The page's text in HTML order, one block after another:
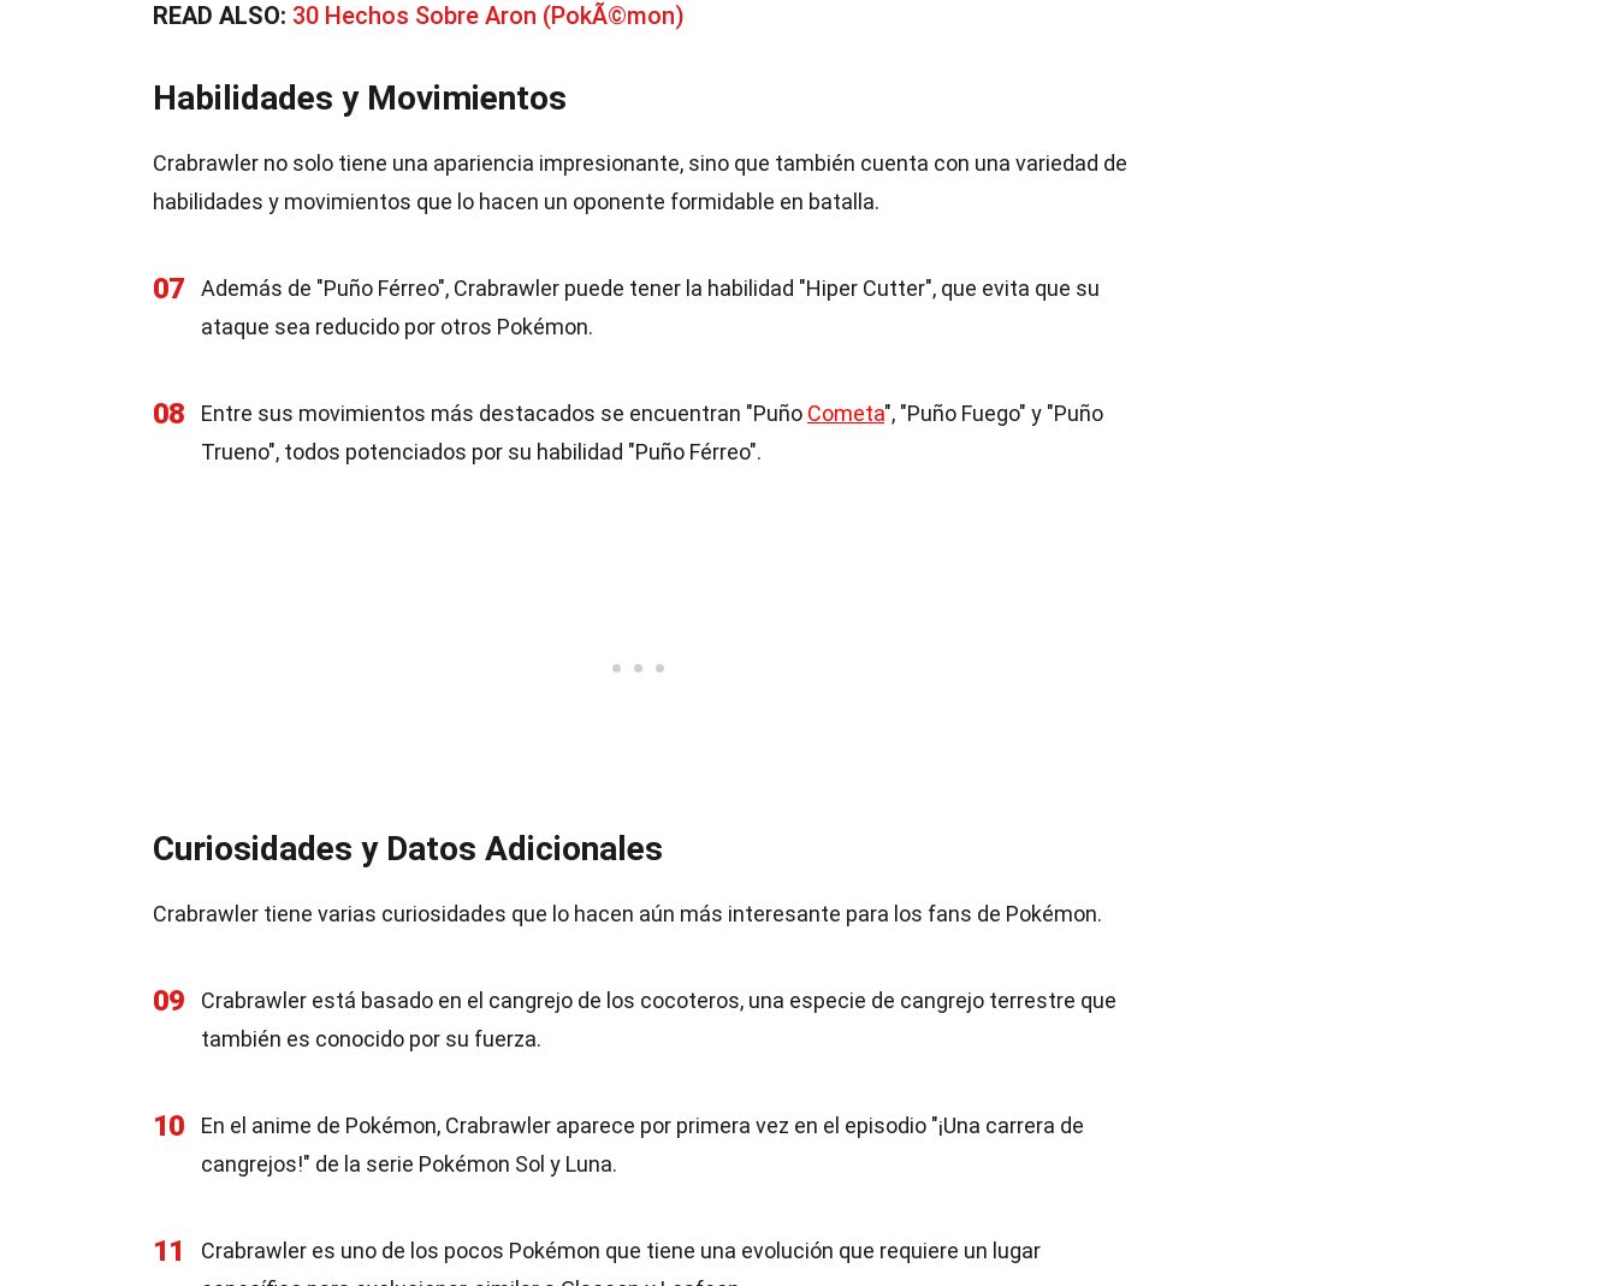
READ ALSO: 30 Hechos Sobre Aron (PokÃ©mon)
Habilidades y Movimientos
Crabrawler no solo tiene una apariencia impresionante, sino que también cuenta con una variedad de
habilidades y movimientos que lo hacen un oponente formidable en batalla.
07
Además de "Puño Férreo", Crabrawler puede tener la habilidad "Hiper Cutter", que evita que su
ataque sea reducido por otros Pokémon.
08 Entre sus movimientos más destacados se encuentran "Puño Cometa", "Puño Fuego" y "Puño
Trueno", todos potenciados por su habilidad "Puño Férreo".
Curiosidades y Datos Adicionales
Crabrawler tiene varias curiosidades que lo hacen aún más interesante para los fans de Pokémon.
09
Crabrawler está basado en el cangrejo de los cocoteros, una especie de cangrejo terrestre que
también es conocido por su fuerza.
10
En el anime de Pokémon, Crabrawler aparece por primera vez en el episodio "¡Una carrera de
cangrejos!" de la serie Pokémon Sol y Luna.
11
Crabrawler es uno de los pocos Pokémon que tiene una evolución que requiere un lugar